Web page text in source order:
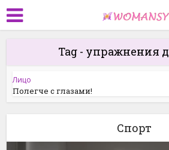
Tag - упражнения
Лицо
Полегче с глазами!
Спорт